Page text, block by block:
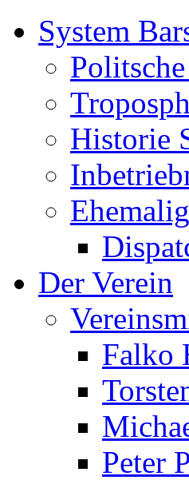
System
Historie
Der Verein
Falko
Peter